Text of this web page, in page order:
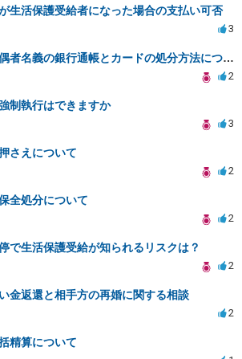
生活保護受給者になった場合の支払い可否
3
離婚後の元配偶者名義の銀行通帳とカードの処分方法について
2
制執行はできますか
3
さえについて
2
全処分について
2
で生活保護受給が知られるリスクは？
2
金返還と相手方の再婚に関する相談
2
精算について